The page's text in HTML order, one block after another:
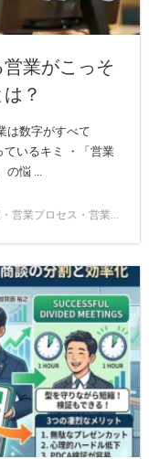
業がこっそ
？
は数字がすべて
いるキミ ・「営業
悩 ...
業プロセス・営業フロー